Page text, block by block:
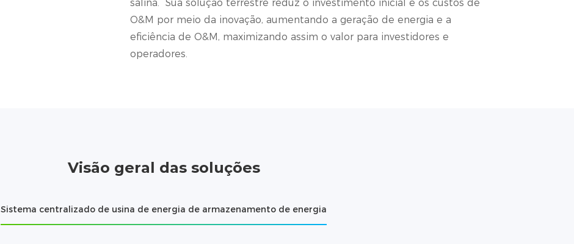
salina. Sua solução terrestre reduz o investimento inicial e os custos de
O&M por meio da inovação, aumentando a geração de energia e a
eficiência de O&M, maximizando assim o valor para investidores e
operadores.
Visão geral das soluções
Sistema centralizado de usina de energia de armazenamento de energia